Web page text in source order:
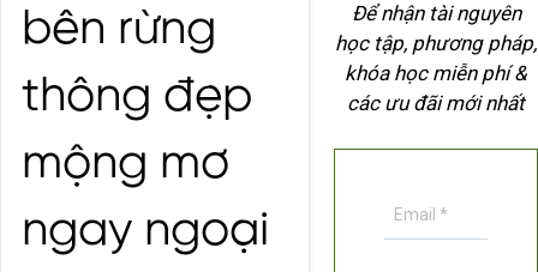
bên rừng
thông đẹp
mộng mơ
ngay ngoại
Để nhận tài nguyên
học tập, phương pháp,
khóa học miễn phí &
các ưu đãi mới nhất